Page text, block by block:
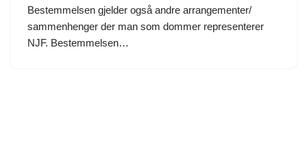
Bestemmelsen gjelder også andre arrangementer/
sammenhenger der man som dommer representerer
NJF. Bestemmelsen…